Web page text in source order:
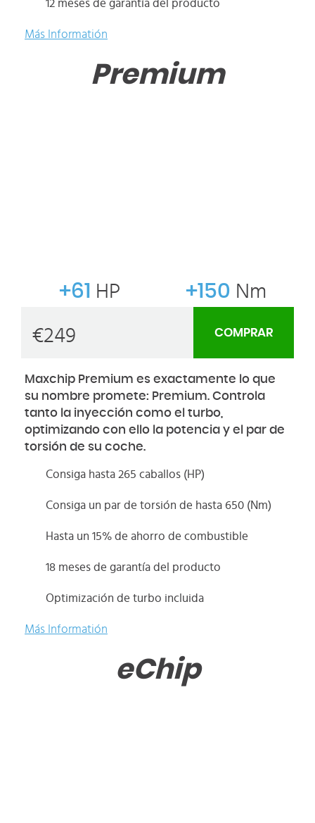
12 meses de garantía del producto
Más Informatión
Premium
+61 HP +150 Nm
€249 COMPRAR
Maxchip Premium es exactamente lo que
su nombre promete: Premium. Controla
tanto la inyección como el turbo,
optimizando con ello la potencia y el par de
torsión de su coche.
Consiga hasta 265 caballos (HP)
Consiga un par de torsión de hasta 650 (Nm)
Hasta un 15% de ahorro de combustible
18 meses de garantía del producto
Optimización de turbo incluida
Más Informatión
eChip